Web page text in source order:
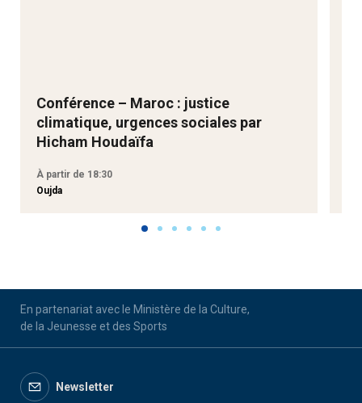
Conférence – Maroc : justice
climatique, urgences sociales par
Hicham Houdaïfa
À partir de 18:30
Oujda
En partenariat avec le Ministère de la Culture,
de la Jeunesse et des Sports
Newsletter